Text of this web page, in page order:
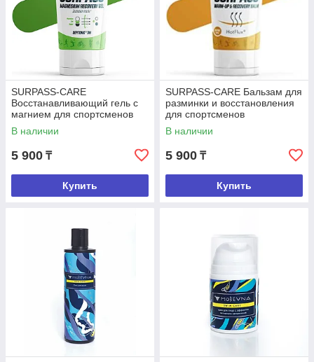
SURPASS-CARE
Восстанавливающий гель с
магнием для спортсменов
В наличии
5 900 ₸
Купить
SURPASS-CARE Бальзам для
разминки и восстановления
для спортсменов
В наличии
5 900 ₸
Купить